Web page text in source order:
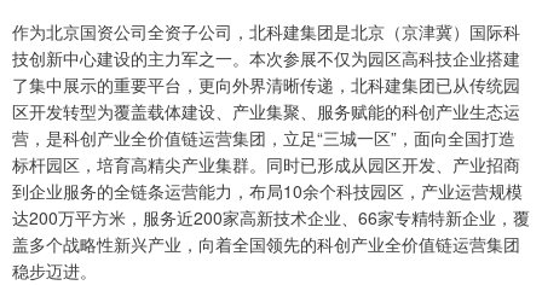
作为北京国资公司全资子公司，北科建集团是北京（京津冀）国际科
技创新中心建设的主力军之一。本次参展不仅为园区高科技企业搭建
了集中展示的重要平台，更向外界清晰传递，北科建集团已从传统园
区开发转型为覆盖载体建设、产业集聚、服务赋能的科创产业生态运
营，是科创产业全价值链运营集团，立足“三城一区”，面向全国打造
标杆园区，培育高精尖产业集群。同时已形成从园区开发、产业招商
到企业服务的全链条运营能力，布局10余个科技园区，产业运营规模
达200万平方米，服务近200家高新技术企业、66家专精特新企业，覆
盖多个战略性新兴产业，向着全国领先的科创产业全价值链运营集团
稳步迈进。